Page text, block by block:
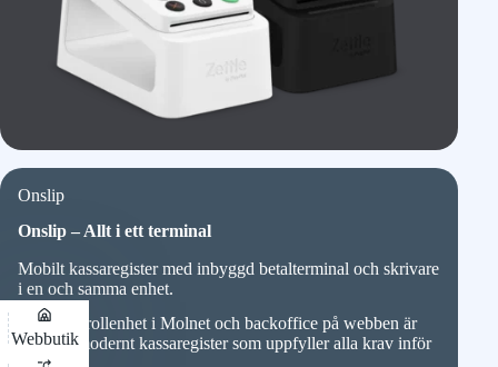
Onslip
Onslip – Allt i ett terminal
Mobilt kassaregister med inbyggd betalterminal och skrivare
i en och samma enhet.
Med kontrollenhet i Molnet och backoffice på webben är
detta ett modernt kassaregister som uppfyller alla krav inför
2027.
Webbutik